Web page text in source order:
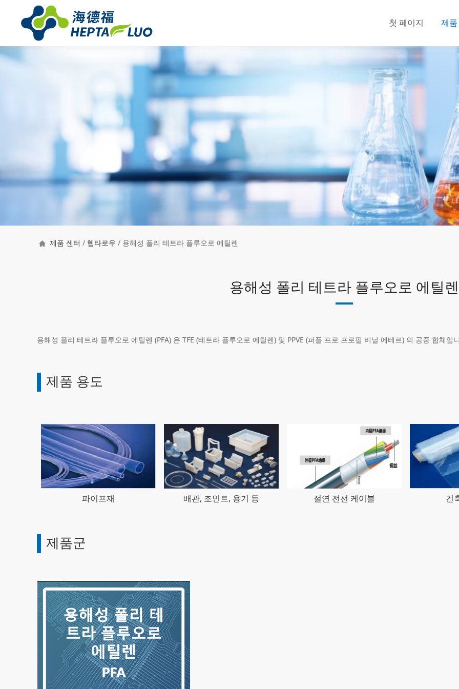
첫 페이지 제품
제품 센터 / 헵타로우 / 용해성 폴리 테트라 플루오로 에틸렌
용해성 폴리 테트라 플루오로 에틸렌
용해성 폴리 테트라 플루오로 에틸렌 (PFA) 은 TFE (테트라 플루오로 에틸렌) 및 PPVE (퍼플 프로 프로필 비닐 에테르) 의 공중 합체입
제품 용도
파이프재 배관, 조인트, 용기 등 절연 전선 케이블 건
제품군